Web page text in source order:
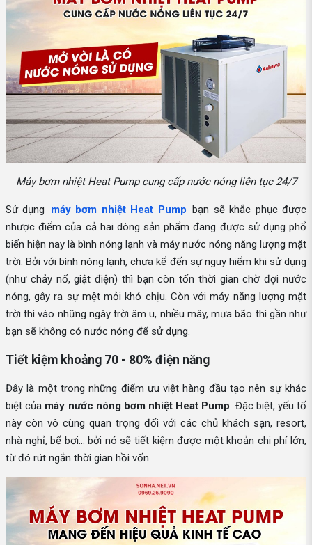
Máy bơm nhiệt Heat Pump cung cấp nước nóng liên tục 24/7
Sử dụng máy bơm nhiệt Heat Pump
bạn sẽ khắc phục được
nhược điểm của cả hai dòng sản phẩm đang được sử dụng phổ
biến hiện nay là bình nóng lạnh và máy nước nóng năng lượng mặt
trời. Bởi với bình nóng lạnh, chưa kể đến sự nguy hiểm khi sử dụng
(như chảy nổ, giật điện) thì bạn còn tốn thời gian chờ đợi nước
nóng, gây ra sự mệt mỏi khó chịu. Còn với máy năng lượng mặt
trời thì vào những ngày trời âm u, nhiều mây, mưa bão thì gần như
bạn sẽ không có nước nóng để sử dụng.
Tiết kiệm khoảng 70 - 80% điện năng
Đây là một trong những điểm ưu việt hàng đầu tạo nên sự khác
biệt của máy nước nóng bơm nhiệt Heat Pump . Đặc biệt, yếu tố
này còn vô cùng quan trọng đối với các chủ khách sạn, resort,
nhà nghỉ, bể bơi… bởi nó sẽ tiết kiệm được một khoản chi phí lớn,
từ đó rút ngắn thời gian hồi vốn.